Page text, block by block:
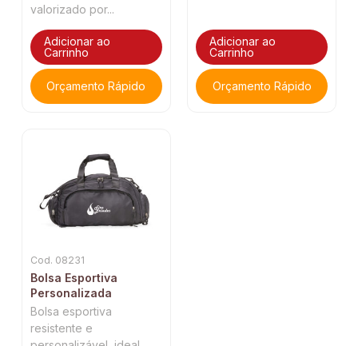
valorizado por...
Adicionar ao
Carrinho
Orçamento Rápido
Adicionar ao
Carrinho
Orçamento Rápido
Cod. 08231
Bolsa Esportiva
Personalizada
Bolsa esportiva
resistente e